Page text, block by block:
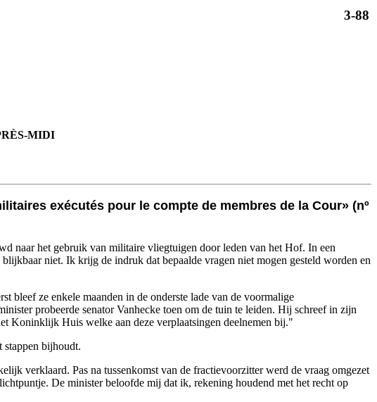
3-88
MIDI
exécutés pour le compte de membres de la Cour» (nº
naar het gebruik van militaire vliegtuigen door leden van het Hof. In een
niet. Ik krijg de indruk dat bepaalde vragen niet mogen gesteld worden en
bleef ze enkele maanden in de onderste lade van de voormalige
probeerde senator Vanhecke toen om de tuin te leiden. Hij schreef in zijn
Koninklijk Huis welke aan deze verplaatsingen deelnemen bij."
stappen bijhoudt.
verklaard. Pas na tussenkomst van de fractievoorzitter werd de vraag omgezet
De minister beloofde mij dat ik, rekening houdend met het recht op